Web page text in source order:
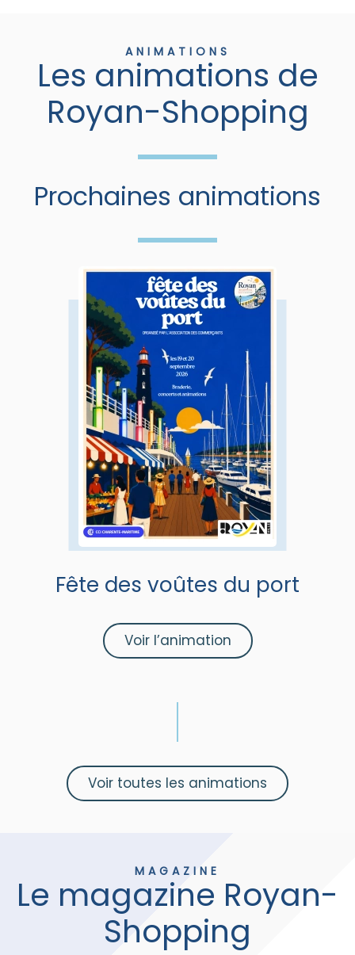
ANIMATIONS
Les animations de
Royan-Shopping
Prochaines animations
Fête des voûtes du port
Voir l’animation
Voir toutes les animations
MAGAZINE
Le magazine Royan-
Shopping